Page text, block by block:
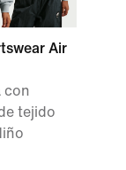
Air
con
tejido